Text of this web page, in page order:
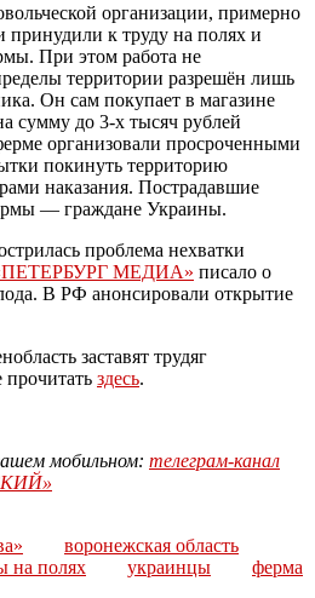
организации, примерно
принудили к труду на полях и
При этом работа не
территории разрешён лишь
Он сам покупает в магазине
сумму до 3-х тысяч рублей
организовали просроченными
покинуть территорию
наказания. Пострадавшие
— граждане Украины.
проблема нехватки
МЕДИА» писало о
В РФ анонсировали открытие
заставят трудяг
здесь.
мобильном: телеграм-канал
воронежская область
на полях украинцы
ферма